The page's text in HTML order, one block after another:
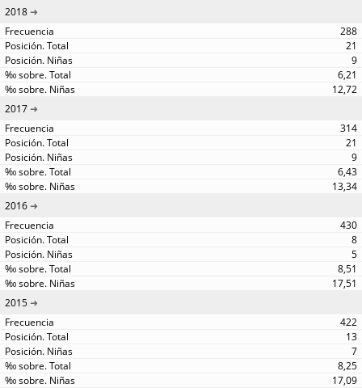
2018
288
21
9
6,21
12,72
2017
314
21
9
6,43
13,34
2016
430
8
5
8,51
17,51
2015
422
13
7
8,25
17,09